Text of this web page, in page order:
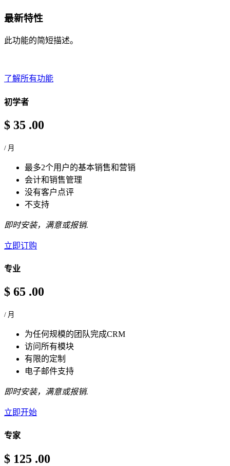
最新特性
此功能的简短描述。
了解所有功能
初学者
$ 35 .00
/ 月
最多2个用户的基本销售和营销
会计和销售管理
没有客户点评
不支持
即时安装，满意或报销.
立即订购
专业
$ 65 .00
/ 月
为任何规模的团队完成CRM
访问所有模块
有限的定制
电子邮件支持
即时安装，满意或报销.
立即开始
专家
$ 125 .00